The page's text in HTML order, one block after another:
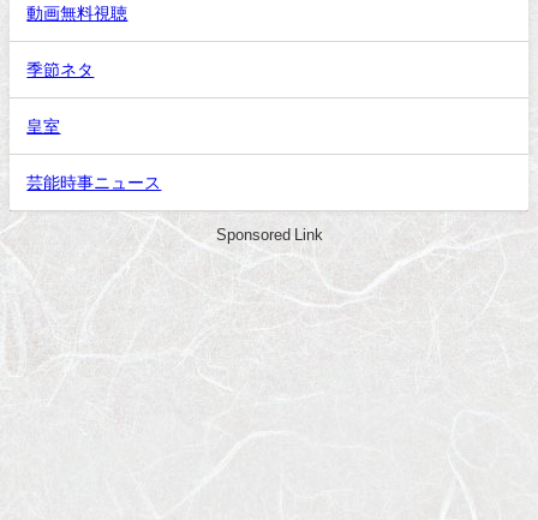
動画無料視聴
季節ネタ
皇室
芸能時事ニュース
Sponsored Link